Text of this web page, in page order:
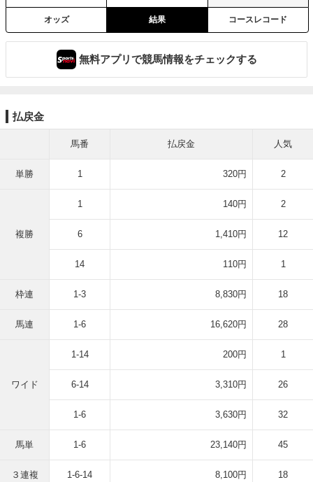
オッズ 結果 コースレコード
無料アプリで競馬情報をチェックする
払戻金
馬番 払戻金 人気
単勝 1 320円 2
複勝
1 140円 2
6 1,410円 12
14 110円 1
枠連 1-3 8,830円 18
馬連 1-6 16,620円 28
ワイド
1-14 200円 1
6-14 3,310円 26
1-6 3,630円 32
馬単 1-6 23,140円 45
３連複 1-6-14 8,100円 18